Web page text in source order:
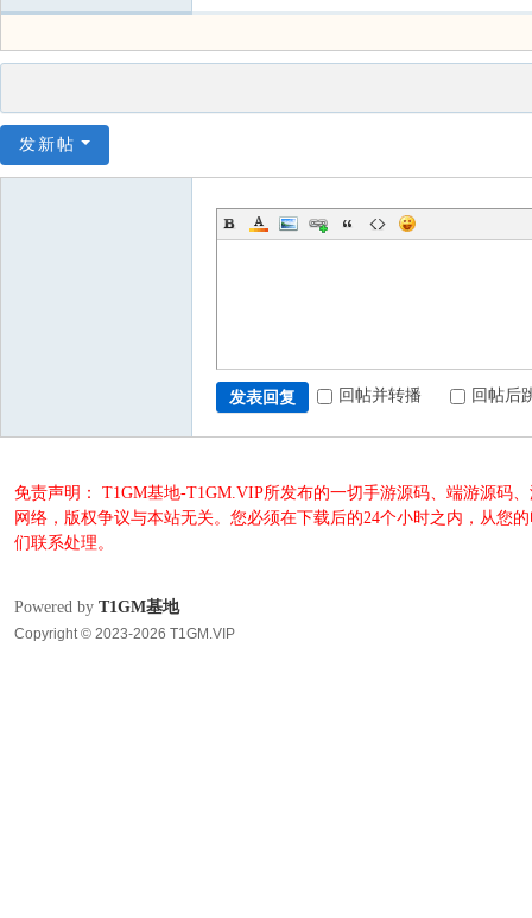
发新帖
发表回复 回帖并转播 回帖后
免责声明： T1GM基地-T1GM.VIP所发布的一切手游源码、端游源码
网络，版权争议与本站无关。您必须在下载后的24个小时之内，从您
们联系处理。
Powered by T1GM基地
Copyright © 2023-2026 T1GM.VIP